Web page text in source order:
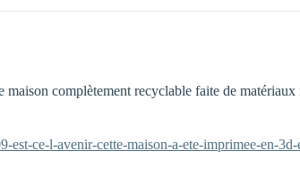
complètement recyclable faite de
ce-l-avenir-cette-maison-a-ete-imprimee-en-